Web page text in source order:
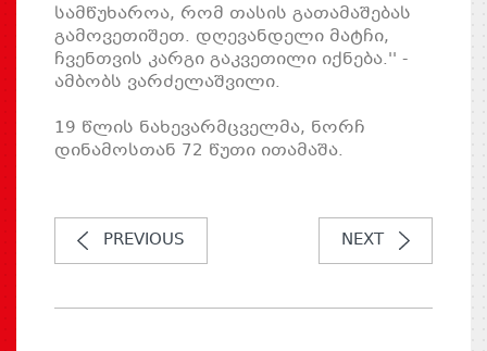
სამწუხაროა, რომ თასის გათამაშებას
გამოვეთიშეთ. დღევანდელი მატჩი,
ჩვენთვის კარგი გაკვეთილი იქნება.'' -
ამბობს ვარძელაშვილი.
19 წლის ნახევარმცველმა, ნორჩ
დინამოსთან 72 წუთი ითამაშა.
PREVIOUS NEXT